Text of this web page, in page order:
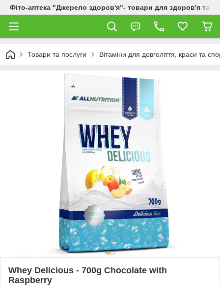
Фіто-аптека "Джерело здоров'я"- товари для здоров'я та
Товари та послуги Вітаміни для довголіття, краси та
Whey Delicious - 700g Chocolate with
Raspberry